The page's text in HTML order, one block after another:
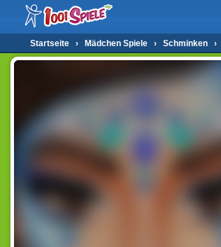
Startseite › Mädchen Spiele › Schminken ›